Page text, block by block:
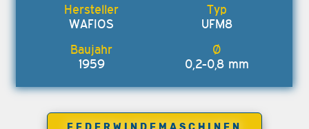
WAFIOS UFM8
1959 0,2-0,8 mm